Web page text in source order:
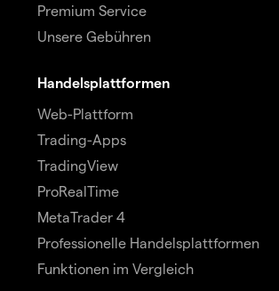
Premium Service
Unsere Gebühren
Handelsplattformen
Web-Plattform
Trading-Apps
TradingView
ProRealTime
MetaTrader 4
Professionelle Handelsplattformen
Funktionen im Vergleich